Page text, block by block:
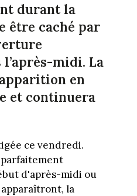
durant la
être caché par
l’après-midi. La
en
et continuera
ce vendredi.
d'après-midi ou
la